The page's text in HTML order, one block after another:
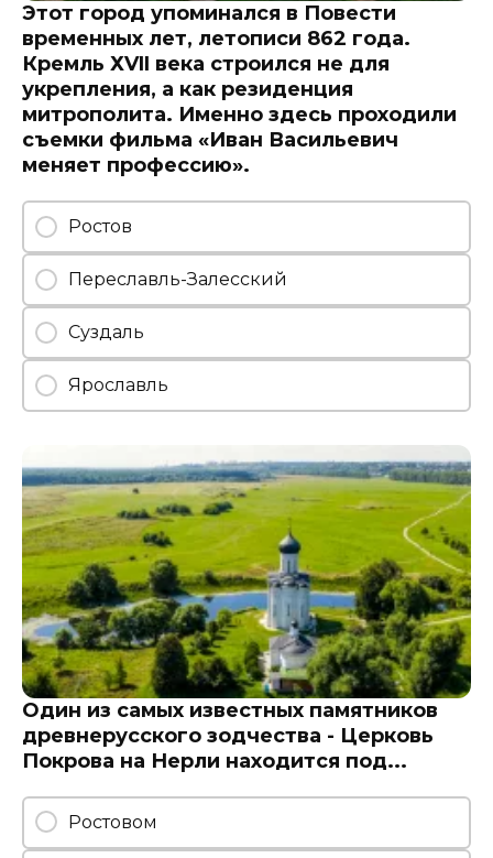
Этот город упоминался в Повести
временных лет, летописи 862 года.
Кремль ХVII века строился не для
укрепления, а как резиденция
митрополита. Именно здесь проходили
съемки фильма «Иван Васильевич
меняет профессию».
Ростов
Переславль-Залесский
Суздаль
Ярославль
Один из самых известных памятников
древнерусского зодчества - Церковь
Покрова на Нерли находится под...
Ростовом